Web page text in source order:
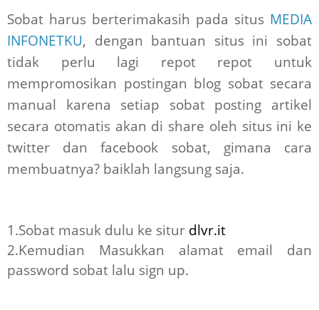
Sobat harus berterimakasih pada situs MEDIA
INFONETKU, dengan bantuan situs ini sobat
tidak perlu lagi repot repot untuk
mempromosikan postingan blog sobat secara
manual karena setiap sobat posting artikel
secara otomatis akan di share oleh situs ini ke
twitter dan facebook sobat, gimana cara
membuatnya? baiklah langsung saja.
1.Sobat masuk dulu ke situr dlvr.it
2.Kemudian Masukkan alamat email dan
password sobat lalu sign up.